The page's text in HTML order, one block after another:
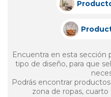
Encuentra en esta sección
tipo de diseño, para que
Podrás encontrar
zona de ropas,